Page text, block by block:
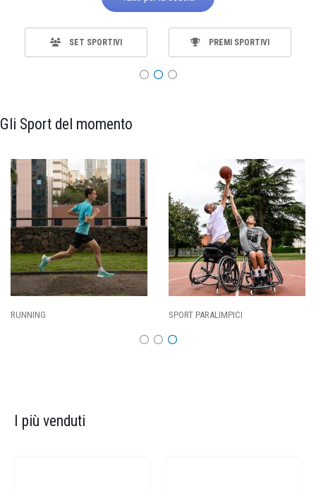
SET SPORTIVI PREMI SPORTIVI
Gli Sport del momento
PARALIMPICI CALCIO
I più venduti